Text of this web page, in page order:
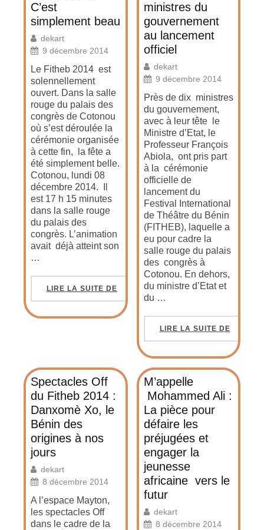
C’est
simplement beau
dekart
9 décembre 2014
Le Fitheb 2014 est
solennellement
ouvert. Dans la salle
rouge du palais des
congrès de Cotonou
où s’est déroulée la
cérémonie organisée
à cette fin, la fête a
été simplement belle.
Cotonou, lundi 08
décembre 2014. Il
est 17 h 15 minutes
dans la salle rouge
du palais des
congrès. L’animation
avait déjà atteint son
…
LIRE LA SUITE DE
ministres du
gouvernement
au lancement
officiel
dekart
9 décembre 2014
Près de dix ministres
du gouvernement,
avec à leur tête le
Ministre d’Etat, le
Professeur François
Abiola, ont pris part
à la cérémonie
officielle de
lancement du
Festival International
de Théâtre du Bénin
(FITHEB), laquelle a
eu pour cadre la
salle rouge du palais
des congrès à
Cotonou. En dehors,
du ministre d’Etat et
du …
LIRE LA SUITE DE
Spectacles Off
du Fitheb 2014 :
Danxomè Xo, le
Bénin des
origines à nos
jours
dekart
8 décembre 2014
A l’espace Mayton,
les spectacles Off
dans le cadre de la
M’appelle
Mohammed Ali :
La pièce pour
défaire les
préjugées et
engager la
jeunesse
africaine vers le
futur
dekart
8 décembre 2014